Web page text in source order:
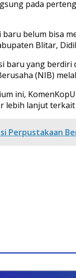
pada
belum bisa
Blitar,
baru yang
(NIB)
ini,
lebih lanjut
Perpustakaan